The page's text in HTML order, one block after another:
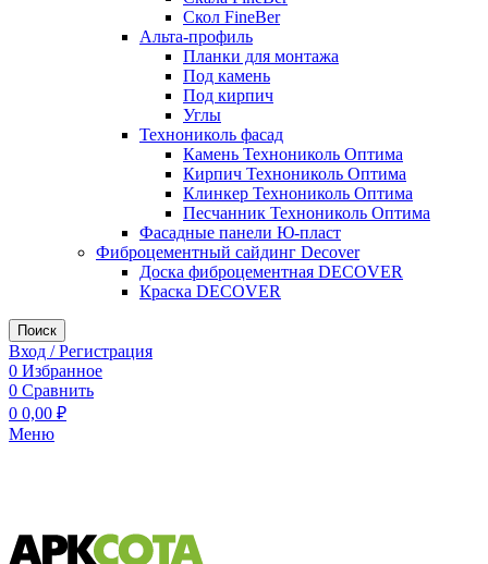
Скол FineBer
Альта-профиль
Планки для монтажа
Под камень
Под кирпич
Углы
Технониколь фасад
Камень Технониколь Оптима
Кирпич Технониколь Оптима
Клинкер Технониколь Оптима
Песчанник Технониколь Оптима
Фасадные панели Ю-пласт
Фиброцементный сайдинг Decover
Доска фиброцементная DECOVER
Краска DECOVER
Поиск
Вход / Регистрация
0 Избранное
0 Сравнить
0 0,00 ₽
Меню